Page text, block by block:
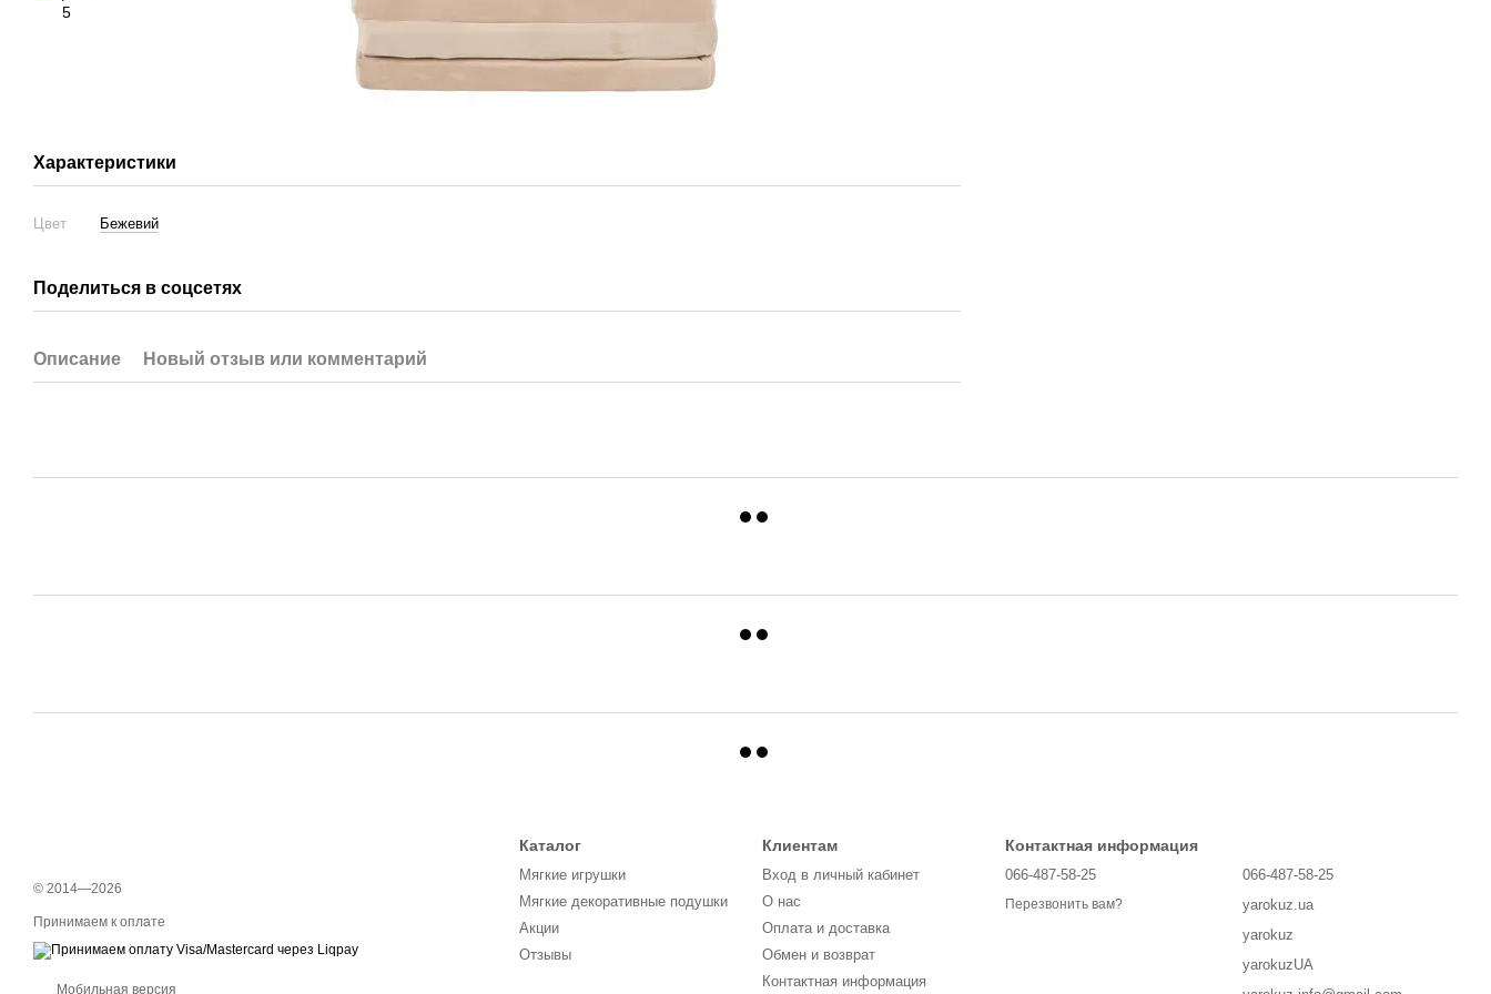
Характеристики
Цвет Бежевий
Поделиться в соцсетях
Описание Новый отзыв или комментарий
© 2014—2026
Принимаем к оплате
Мобильная версия
Каталог
Мягкие игрушки
Мягкие декоративные подушки
Акции
Отзывы
Клиентам
Вход в личный кабинет
О нас
Оплата и доставка
Обмен и возврат
Контактная информация
Контактная информация
066-487-58-25
Перезвонить вам?
066-487-58-25
yarokuz.ua
yarokuz
yarokuzUA